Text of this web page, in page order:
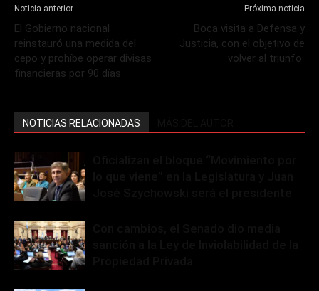
Noticia anterior
El Gobierno nacional
reinstauró una medida del
cepo y prohíbe operar divisas
financieras por 90 días
Próxima noticia
Boca visita a Defensa y
Justicia, con el objetivo de
volver al triunfo
NOTICIAS RELACIONADAS